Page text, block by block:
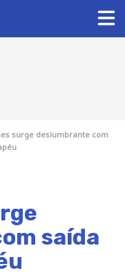
surge deslumbrante com
saída